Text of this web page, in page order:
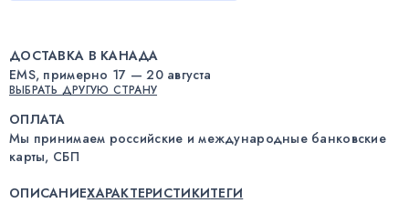
ДОСТАВКА В КАНАДА
EMS, примерно 17 — 20 августа
ВЫБРАТЬ ДРУГУЮ СТРАНУ
ОПЛАТА
Мы принимаем российские и международные банковские
карты, СБП
ОПИСАНИЕХАРАКТЕРИСТИКИТЕГИ